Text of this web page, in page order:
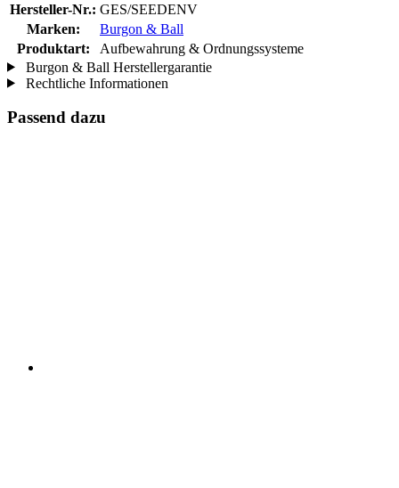
Hersteller-Nr.: GES/SEEDENV
Marken:
Burgon & Ball
Produktart:
Aufbewahrung & Ordnungssysteme
Burgon & Ball Herstellergarantie
Rechtliche Informationen
Passend dazu